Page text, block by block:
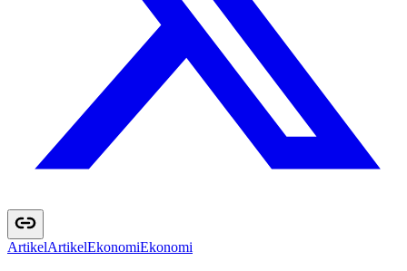
ArtikelArtikelEkonomiEkonomi